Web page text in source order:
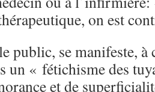
on est
public, se manifeste, à
un « fétichisme des
et de